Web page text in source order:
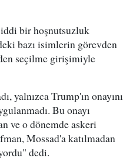
bir hoşnutsuzluk
bazı isimlerin görevden
seçilme girişimiyle
yalnızca Trump'ın onayını
Bu onayı
ve o dönemde askeri
Mossad'a katılmadan
dedi.